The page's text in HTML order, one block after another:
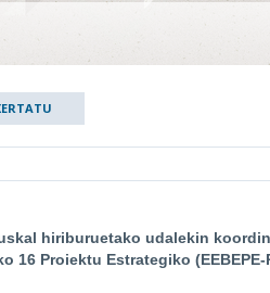
hiriburuetako udalekin
16 Proiektu Estrategiko (EEBEPE-